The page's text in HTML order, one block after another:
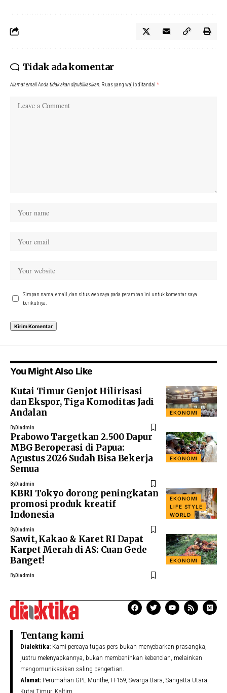
Tidak ada komentar
Alamat email Anda tidak akan dipublikasikan. Ruas yang wajib ditandai *
Simpan nama, email, dan situs web saya pada peramban ini untuk komentar saya
berikutnya.
You Might Also Like
EKONOMI
Kutai Timur Genjot Hilirisasi
dan Ekspor, Tiga Komoditas Jadi
Andalan
ByDiadmin
EKONOMI
Prabowo Targetkan 2.500 Dapur
MBG Beroperasi di Papua:
Agustus 2026 Sudah Bisa Bekerja
Semua
ByDiadmin
EKONOMI
LIFE STYLE
WORLD
KBRI Tokyo dorong peningkatan
promosi produk kreatif
Indonesia
ByDiadmin
EKONOMI
Sawit, Kakao & Karet RI Dapat
Karpet Merah di AS: Cuan Gede
Banget!
ByDiadmin
Tentang kami
Dialektika: Kami percaya tugas pers bukan menyebarkan prasangka,
justru melenyapkannya, bukan membenihkan kebencian, melainkan
mengomunikasikan saling pengertian.
Alamat: Perumahan GPL Munthe, H-159, Swarga Bara, Sangatta Utara,
Kutai Timur, Kaltim.